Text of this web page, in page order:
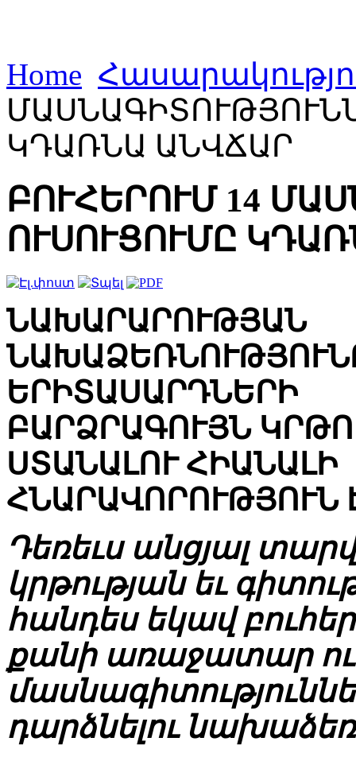
Home
ԿԴԱՌՆԱ ԱՆՎՃԱՐ
ԲՈՒՀԵՐՈՒՄ 14
ՈՒՍՈՒՑՈՒՄԸ
ՆԱԽԱՐԱՐՈՒԹՅԱՆ
ԵՐԻՏԱՍԱՐԴՆԵՐԻ
ԲԱՐՁՐԱԳՈՒՅՆ
ՍՏԱՆԱԼՈՒ ՀԻԱՆԱԼԻ
ՀՆԱՐԱՎՈՐՈՒԹՅՈՒՆ
Դեռեւս անցյալ
կրթության եւ
հանդես եկավ
քանի առաջատար
դարձնելու